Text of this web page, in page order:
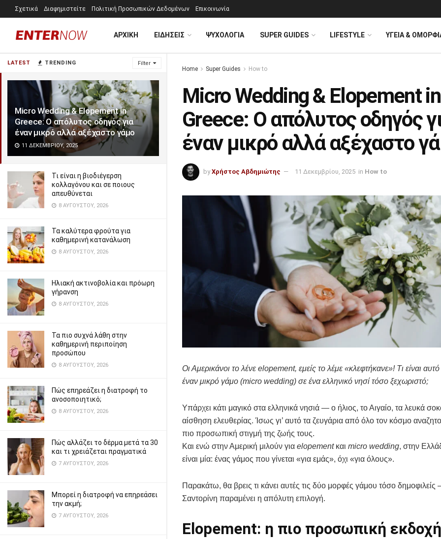
LATEST TRENDING Filter
Micro Wedding & Elopement in
Greece: Ο απόλυτος οδηγός για
έναν μικρό αλλά αξέχαστο γάμο
11 ΔΕΚΕΜΒΡΊΟΥ, 2025
Τι είναι η βιοδιέγερση
κολλαγόνου και σε ποιους
απευθύνεται
8 ΑΥΓΟΎΣΤΟΥ, 2026
Τα καλύτερα φρούτα για
καθημερινή κατανάλωση
8 ΑΥΓΟΎΣΤΟΥ, 2026
Ηλιακή ακτινοβολία και πρόωρη
γήρανση
8 ΑΥΓΟΎΣΤΟΥ, 2026
Τα πιο συχνά λάθη στην
καθημερινή περιποίηση
προσώπου
8 ΑΥΓΟΎΣΤΟΥ, 2026
Πώς επηρεάζει η διατροφή το
ανοσοποιητικό;
8 ΑΥΓΟΎΣΤΟΥ, 2026
Πώς αλλάζει το δέρμα μετά τα 30
και τι χρειάζεται πραγματικά
7 ΑΥΓΟΎΣΤΟΥ, 2026
Μπορεί η διατροφή να επηρεάσει
την ακμή;
7 ΑΥΓΟΎΣΤΟΥ, 2026
Σχετικά Διαφημιστείτε Πολιτική Προσωπικών Δεδομένων Επικοινωνία
ΑΡΧΙΚΗ ΕΙΔΗΣΕΙΣ ΨΥΧΟΛΟΓΊΑ SUPER GUIDES LIFESTYLE ΥΓΕΙΑ &
Home Super Guides How to
Micro Wedding & Elopement in
Greece: Ο απόλυτος οδηγός
έναν μικρό αλλά αξέχαστο
by Χρήστος Αβδημιώτης 11 Δεκεμβρίου, 2025 in How to
Οι Αμερικάνοι το λένε elopement, εμείς το λέμε «κλεφτήκανε»! Τι είναι
έναν μικρό γάμο (micro wedding) σε ένα ελληνικό νησί τόσο ξεχωριστό;
Υπάρχει κάτι μαγικό στα ελληνικά νησιά — ο ήλιος, το Αιγαίο, τα λευκά
αίσθηση ελευθερίας. Ίσως γι’ αυτό τα ζευγάρια από όλο τον κόσμο
πιο προσωπική στιγμή της ζωής τους.
Και ενώ στην Αμερική μιλούν για elopementκαι micro wedding, στην
είναι μία: ένας γάμος που γίνεται «για εμάς», όχι «για όλους».
Παρακάτω, θα βρεις τι κάνει αυτές τις δύο μορφές γάμου τόσο δημοφιλείς
Σαντορίνη παραμένει η απόλυτη επιλογή.
Elopement: η πιο προσωπική